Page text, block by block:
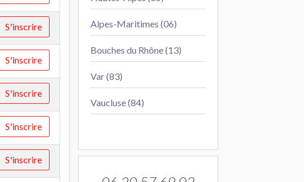
S'inscrire
S'inscrire
S'inscrire
S'inscrire
S'inscrire
Alpes-Maritimes (06)
Bouches du Rhône (13)
Var (83)
Vaucluse (84)